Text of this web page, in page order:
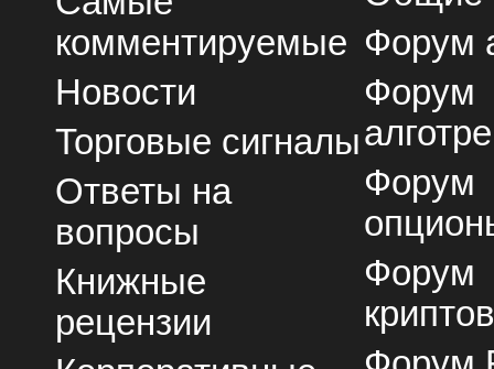
комментируемые
Новости
Торговые сигналы
Ответы на
вопросы
Книжные
рецензии
Форум
Форум
Форум
Форум